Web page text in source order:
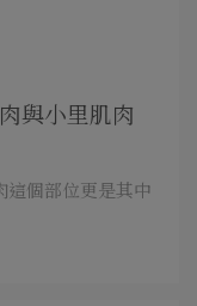
與小里肌肉
這個部位更是其中